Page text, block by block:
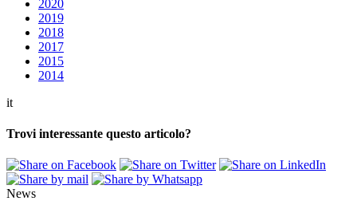
2020
2019
2018
2017
2015
2014
it
Trovi interessante questo articolo?
News